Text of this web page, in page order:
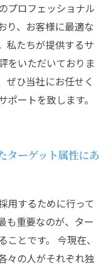
プロフェッショナル
り、お客様に最適な
私たちが提供するサ
をいただいておりま
ぜひ当社にお任せく
ートを致します。
ターゲット属性にあ
用するために行って
も重要なのが、ター
とです。 今現在、
々の人がそれぞれ独